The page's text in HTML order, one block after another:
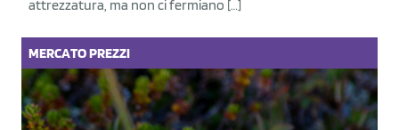
attrezzatura, ma non ci fermiano […]
MERCATOPREZZI